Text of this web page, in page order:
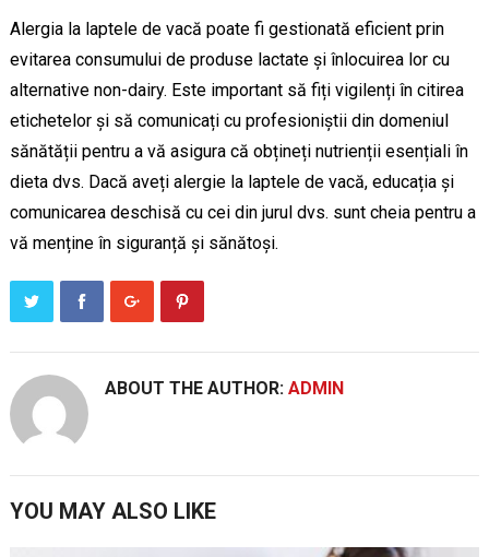
Alergia la laptele de vacă poate fi gestionată eficient prin
evitarea consumului de produse lactate și înlocuirea lor cu
alternative non-dairy. Este important să fiți vigilenți în citirea
etichetelor și să comunicați cu profesioniștii din domeniul
sănătății pentru a vă asigura că obțineți nutrienții esențiali în
dieta dvs. Dacă aveți alergie la laptele de vacă, educația și
comunicarea deschisă cu cei din jurul dvs. sunt cheia pentru a
vă menține în siguranță și sănătoși.
ABOUT THE AUTHOR: ADMIN
YOU MAY ALSO LIKE